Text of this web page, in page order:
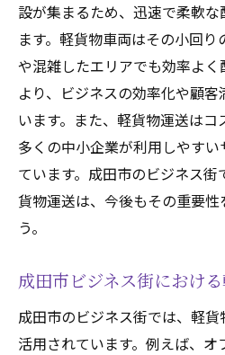
設が集まるため、迅速で柔軟
ます。軽貨物車両はその小回
や混雑したエリアでも効率よ
より、ビジネスの効率化や顧
います。また、軽貨物運送はコ
多くの中小企業が利用しやす
ています。成田市のビジネス
貨物運送は、今後もその重要
う。
成田市ビジネス街におけ
成田市のビジネス街では、軽
活用されています。例えば、